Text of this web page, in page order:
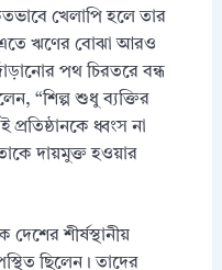
খেলাপি হলে তার
ঋণের বোঝা আরও
পথ চিরতরে বন্ধ
“শিল্প শুধু ব্যক্তির
ধ্বংস না
দায়মুক্ত হওয়ার
শীর্ষস্থানীয়
ছিলেন। তাদের